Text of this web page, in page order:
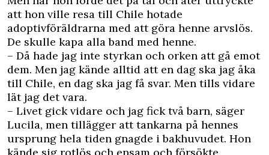
att hon ville resa till Chile hotade
adoptivföräldrarna med att göra henne arvslös.
De skulle kapa alla band med henne.
– Då hade jag inte styrkan och orken att gå emot
dem. Men jag kände alltid att en dag ska jag åka
till Chile, en dag ska jag få svar. Men tills vidare
lät jag det vara.
– Livet gick vidare och jag fick två barn, säger
Lucila, men tillägger att tankarna på hennes
ursprung hela tiden gnagde i bakhuvudet. Hon